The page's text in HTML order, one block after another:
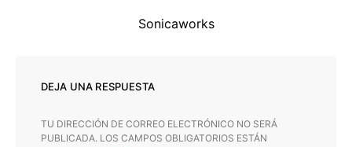
Sonicaworks
DEJA UNA RESPUESTA
TU DIRECCIÓN DE CORREO ELECTRÓNICO NO SERÁ
PUBLICADA. LOS CAMPOS OBLIGATORIOS ESTÁN